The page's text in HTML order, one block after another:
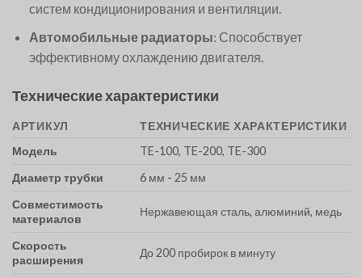
систем кондиционирования и вентиляции.
Автомобильные радиаторы: Способствует
эффективному охлаждению двигателя.
Технические характеристики
АРТИКУЛ
ТЕХНИЧЕСКИЕ ХАРАКТЕРИСТИКИ
Модель
TE-100, TE-200, TE-300
Диаметр трубки
6 мм - 25 мм
Совместимость
материалов
Нержавеющая сталь, алюминий, медь
Скорость
расширения
До 200 пробирок в минуту